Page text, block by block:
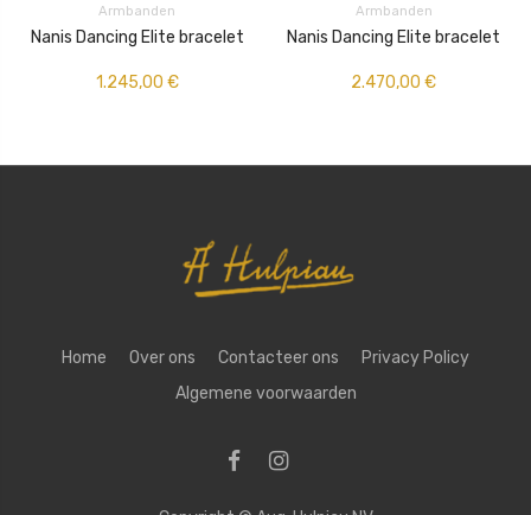
Armbanden
Nanis Dancing Elite bracelet
1.245,00 €
Armbanden
Nanis Dancing Elite bracelet
2.470,00 €
Home Over ons Contacteer ons
Privacy Policy
Algemene voorwaarden